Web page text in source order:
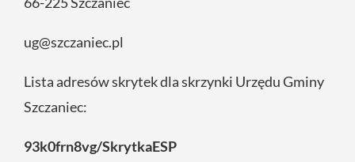
ug@szczaniec.pl
Lista adresów skrytek dla skrzynki Urzędu Gminy
Szczaniec:
93k0frn8vg/SkrytkaESP